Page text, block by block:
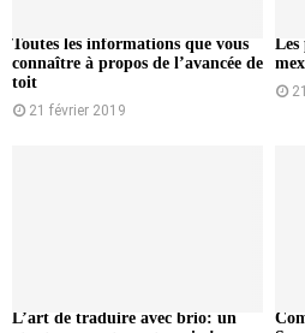
Toutes les informations que vous
connaître à propos de l’avancée de
toit
21 février 2019
Les
L’art de traduire avec brio: un